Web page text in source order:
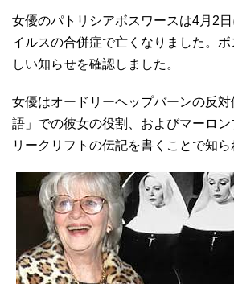
女優のパトリシアボスワースは4月2
イルスの合併症で亡くなりました。
しい知らせを確認しました。
女優はオードリーヘップバーンの反
語」での彼女の役割、およびマーロ
リークリフトの伝記を書くことで知ら